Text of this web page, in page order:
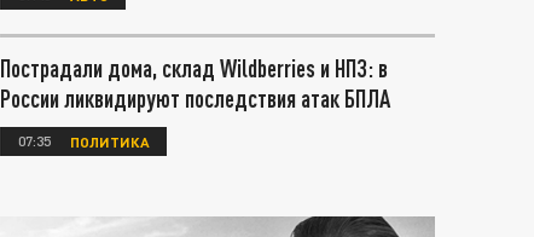
Пострадали дома, склад Wildberries и НПЗ: в
России ликвидируют последствия атак БПЛА
07:35 ПОЛИТИКА